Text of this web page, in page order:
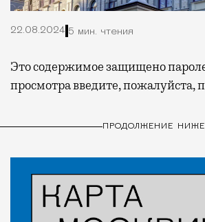
22.08.2024 5 мин. чтения
Это содержимое защищено
просмотра введите, пожалуйста,
ПРОДОЛЖЕНИЕ